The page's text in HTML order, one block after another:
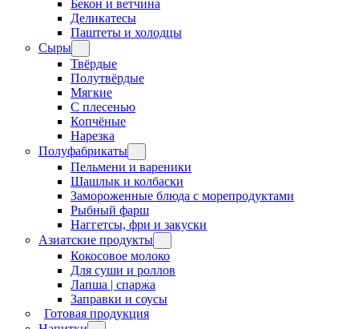
Бекон и ветчина
Деликатесы
Паштеты и холодцы
Сыры
Твёрдые
Полутвёрдые
Мягкие
С плесенью
Копчёные
Нарезка
Полуфабрикаты
Пельмени и вареники
Шашлык и колбаски
Замороженные блюда с морепродуктами
Рыбный фарш
Наггетсы, фри и закуски
Азиатские продукты
Кокосовое молоко
Для суши и роллов
Лапша | спаржа
Заправки и соусы
Готовая продукция